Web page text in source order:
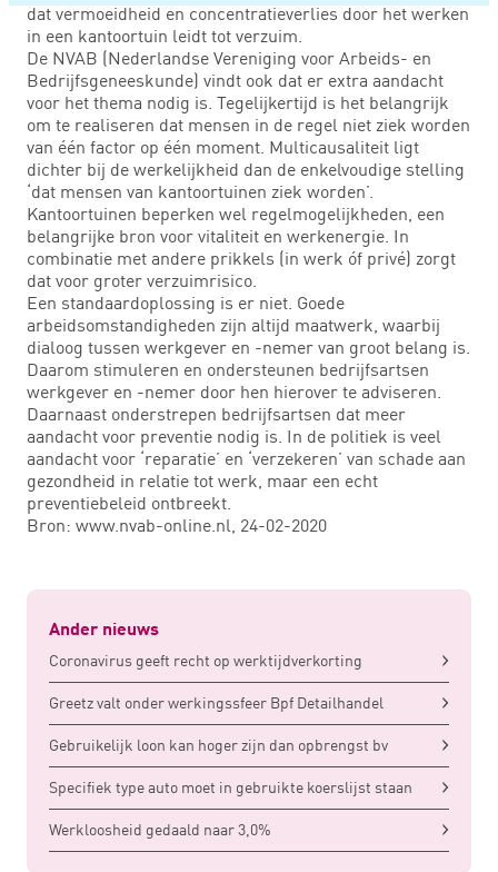
dat vermoeidheid en concentratieverlies door het werken
in een kantoortuin leidt tot verzuim.
De NVAB (Nederlandse Vereniging voor Arbeids- en
Bedrijfsgeneeskunde) vindt ook dat er extra aandacht
voor het thema nodig is. Tegelijkertijd is het belangrijk
om te realiseren dat mensen in de regel niet ziek worden
van één factor op één moment. Multicausaliteit ligt
dichter bij de werkelijkheid dan de enkelvoudige stelling
‘dat mensen van kantoortuinen ziek worden’.
Kantoortuinen beperken wel regelmogelijkheden, een
belangrijke bron voor vitaliteit en werkenergie. In
combinatie met andere prikkels (in werk óf privé) zorgt
dat voor groter verzuimrisico.
Een standaardoplossing is er niet. Goede
arbeidsomstandigheden zijn altijd maatwerk, waarbij
dialoog tussen werkgever en -nemer van groot belang is.
Daarom stimuleren en ondersteunen bedrijfsartsen
werkgever en -nemer door hen hierover te adviseren.
Daarnaast onderstrepen bedrijfsartsen dat meer
aandacht voor preventie nodig is. In de politiek is veel
aandacht voor ‘reparatie’ en ‘verzekeren’ van schade aan
gezondheid in relatie tot werk, maar een echt
preventiebeleid ontbreekt.
Bron: www.nvab-online.nl, 24-02-2020
Ander nieuws
Coronavirus geeft recht op werktijdverkorting
Greetz valt onder werkingssfeer Bpf Detailhandel
Gebruikelijk loon kan hoger zijn dan opbrengst bv
Specifiek type auto moet in gebruikte koerslijst staan
Werkloosheid gedaald naar 3,0%